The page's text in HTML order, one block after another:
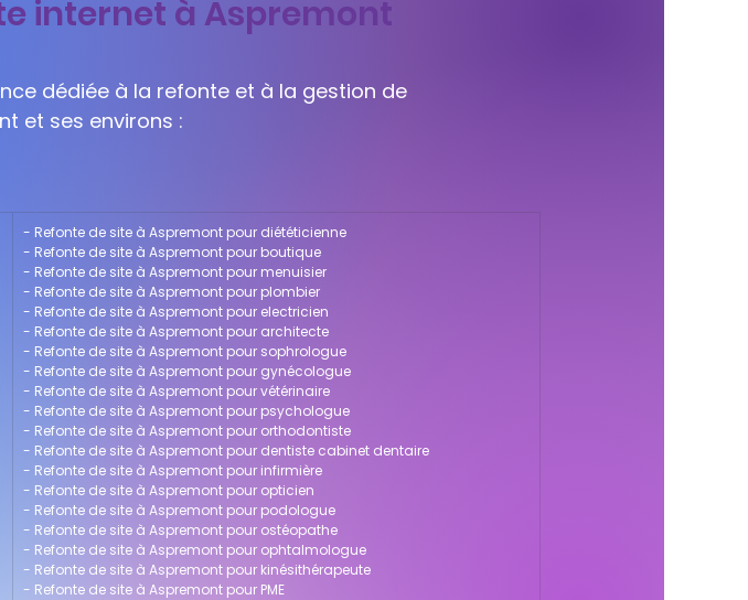
internet à Aspremont
dédiée à la refonte et à la gestion de
et ses environs :
- Refonte de site à Aspremont pour diététicienne
- Refonte de site à Aspremont pour boutique
- Refonte de site à Aspremont pour menuisier
- Refonte de site à Aspremont pour plombier
- Refonte de site à Aspremont pour electricien
- Refonte de site à Aspremont pour architecte
- Refonte de site à Aspremont pour sophrologue
- Refonte de site à Aspremont pour gynécologue
- Refonte de site à Aspremont pour vétérinaire
- Refonte de site à Aspremont pour psychologue
- Refonte de site à Aspremont pour orthodontiste
- Refonte de site à Aspremont pour dentiste cabinet dentaire
- Refonte de site à Aspremont pour infirmière
- Refonte de site à Aspremont pour opticien
- Refonte de site à Aspremont pour podologue
- Refonte de site à Aspremont pour ostéopathe
- Refonte de site à Aspremont pour ophtalmologue
- Refonte de site à Aspremont pour kinésithérapeute
- Refonte de site à Aspremont pour PME